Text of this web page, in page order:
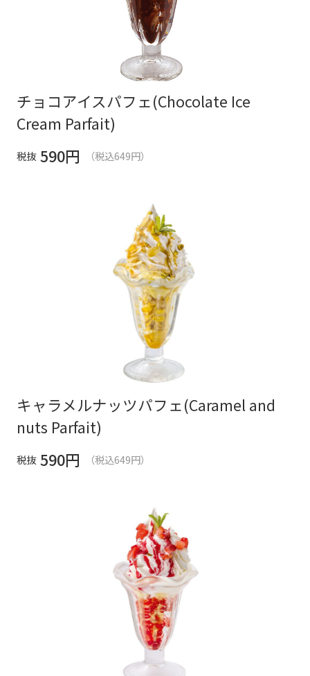
チョコアイスパフェ(Chocolate Ice
Cream Parfait)
税抜 590円 （税込649円）
キャラメルナッツパフェ(Caramel and
nuts Parfait)
税抜 590円 （税込649円）